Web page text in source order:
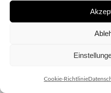
Cookie-Richtlinie
Copyright 2020
|